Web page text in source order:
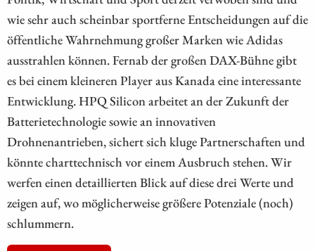
wie sehr auch scheinbar sportferne Entscheidungen auf die
öffentliche Wahrnehmung großer Marken wie Adidas
ausstrahlen können. Fernab der großen DAX-Bühne gibt
es bei einem kleineren Player aus Kanada eine interessante
Entwicklung. HPQ Silicon arbeitet an der Zukunft der
Batterietechnologie sowie an innovativen
Drohnenantrieben, sichert sich kluge Partnerschaften und
könnte charttechnisch vor einem Ausbruch stehen. Wir
werfen einen detaillierten Blick auf diese drei Werte und
zeigen auf, wo möglicherweise größere Potenziale (noch)
schlummern.